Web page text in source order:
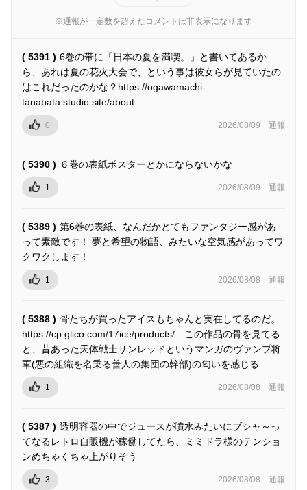
※通報が一定数を超えたコメントは非表示になります
( 5391 ) 6巻の帯に「日本の夏を満喫。」と書いてあるか
ら、あれは夏の花火大会で、という事は彼女らが見ていたの
はこれだったのかな？https://ogawamachi-
tanabata.studio.site/about
0 2026/08/09 通報
( 5390 ) ６巻の表紙ポスターとかにならないかな
1 2026/08/09 通報
( 5389 ) 第6巻の表紙、なんだかとてもファンタジー感があ
って素敵です！ 夢と希望の物語、みたいな空気感があってワ
クワクします！
1 2026/08/08 通報
( 5388 ) 骨たちが買ったアイスもちゃんと実在してるのだ。
https://cp.glico.com/17ice/products/ この作品の骨を見てる
と、昔あった天体戦士サンレッドというマンガのヴァンプ将
軍(悪の組織を名乗る善人の集団の幹部)の匂いを感じる…
1 2026/08/08 通報
( 5387 ) 透明容器の中でジュースが噴水みたいにブシャ～っ
てなるレトロ自販機が稼働してたら、ミミドラ様のテンショ
ンめちゃくちゃ上がりそう
3 2026/08/08 通報